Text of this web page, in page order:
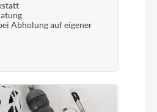
Kette
MRZ-60
Abholung auf eigener